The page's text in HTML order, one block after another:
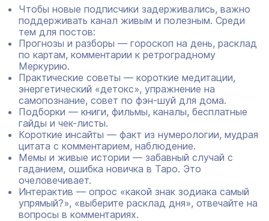
Чтобы новые подписчики задерживались, важно
поддерживать канал живым и полезным. Среди
тем для постов:
Прогнозы и разборы — гороскоп на день, расклад
по картам, комментарии к ретроградному
Меркурию.
Практические советы — короткие медитации,
энергетический «детокс», упражнение на
самопознание, совет по фэн-шуй для дома.
Подборки — книги, фильмы, каналы, бесплатные
гайды и чек-листы.
Короткие инсайты — факт из нумерологии, мудрая
цитата с комментарием, наблюдение.
Мемы и живые истории — забавный случай с
гаданием, ошибка новичка в Таро. Это
очеловечивает.
Интерактив — опрос «какой знак зодиака самый
упрямый?», «выберите расклад дня», отвечайте на
вопросы в комментариях.